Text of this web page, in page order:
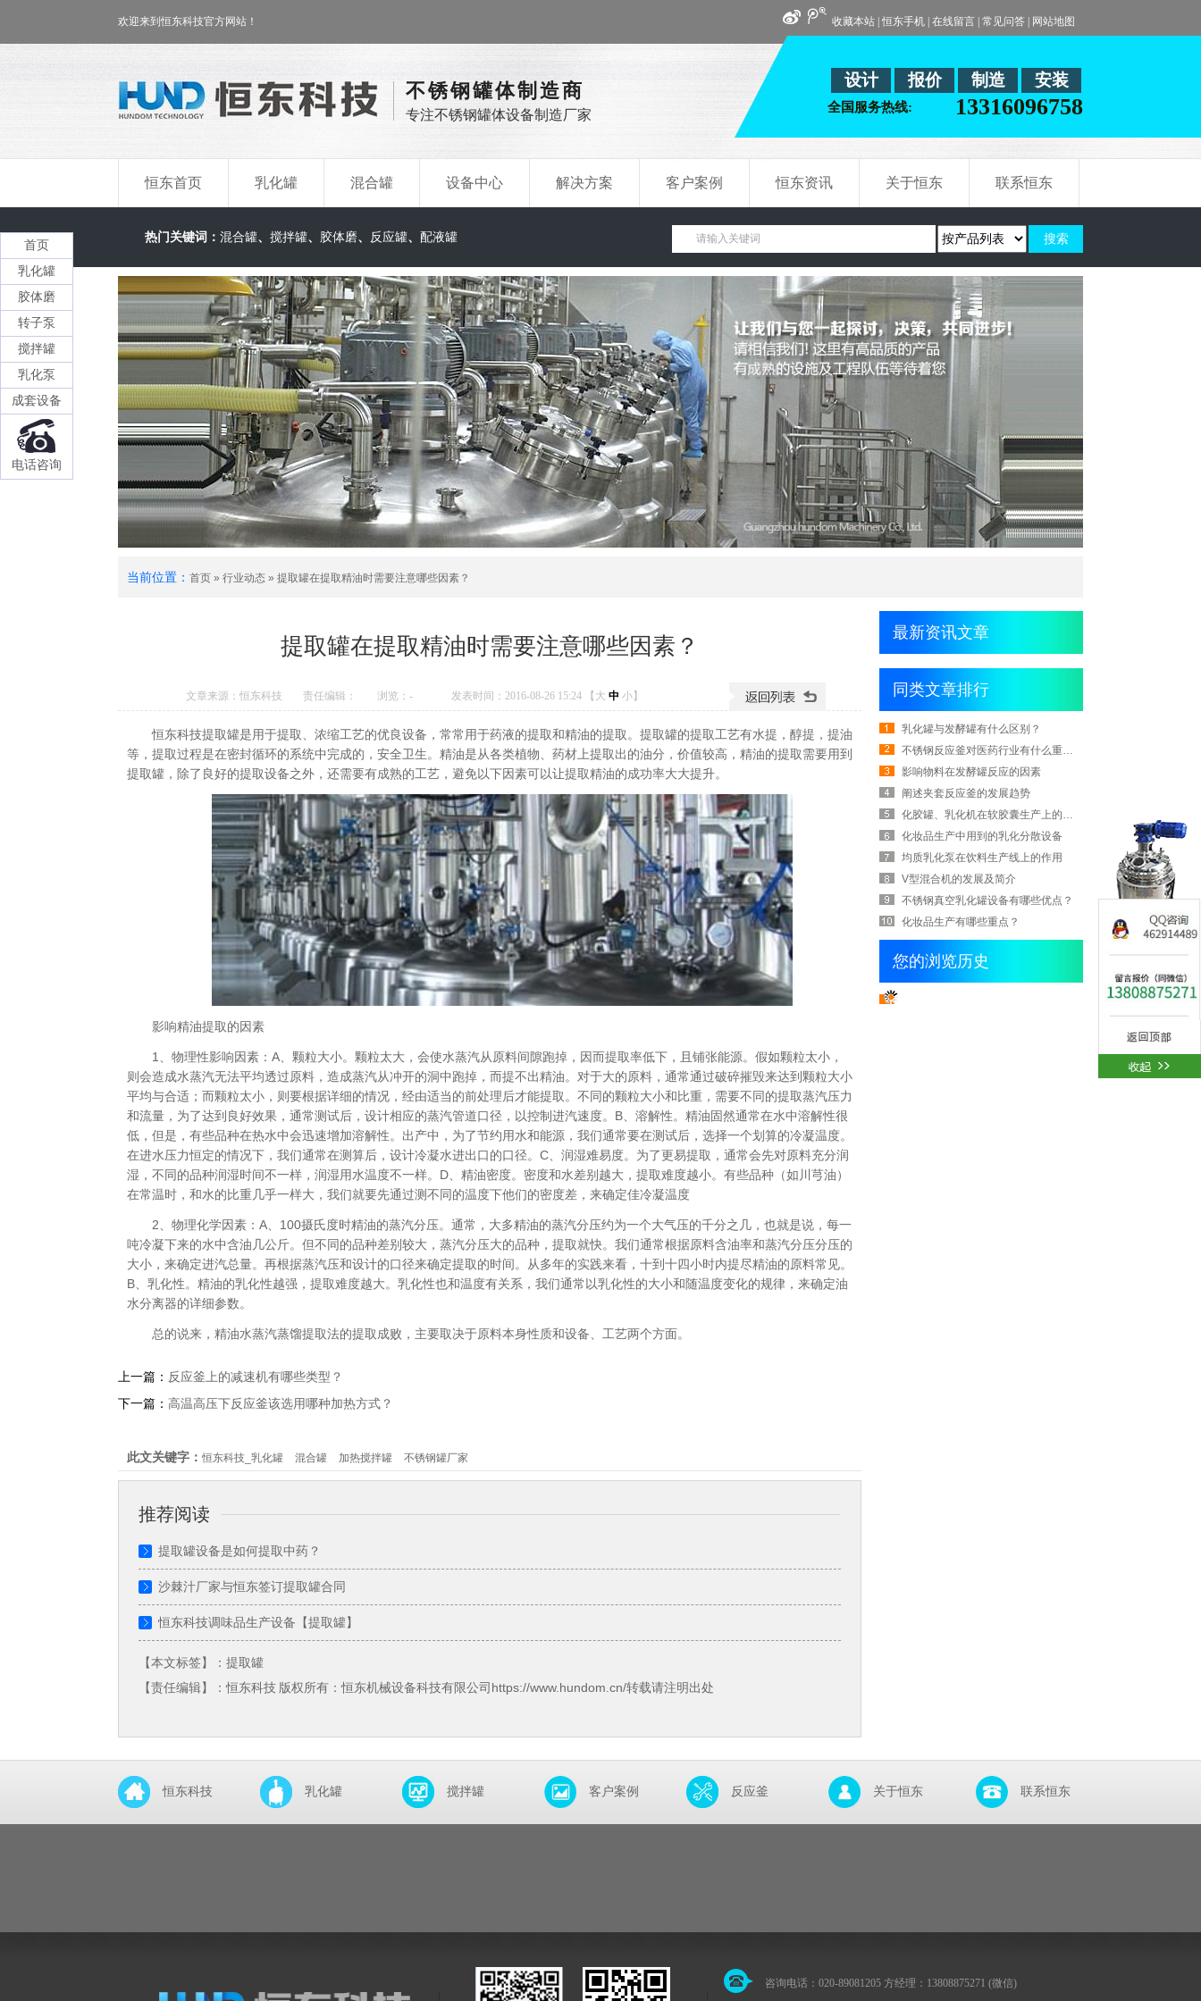
收藏本站 恒东手机 在线留言 常见问答 网站地图
欢迎来到恒东科技官方网站！
不锈钢罐体制造商
专注不锈钢罐体设备制造厂家
设计 报价 制造 安装
全国服务热线: 13316096758
恒东首页 乳化罐 混合罐 设备中心 解决方案 客户案例 恒东资讯 关于恒东 联系恒东
热门关键词： 混合罐、 搅拌罐、 胶体磨、 反应罐、 配液罐
当前位置： 首页 » 行业动态 » 提取罐在提取精油时需要注意哪些因素？
提取罐在提取精油时需要注意哪些因素？
文章来源：恒东科技 责任编辑： 浏览： - 发表时间：2016-08-26 15:24 【 大 中 小】
恒东科技提取罐是用于提取、浓缩工艺的优良设备，常常用于药液的提取和精油的提取。提取罐的提取工艺有水提，醇提，提油
等，提取过程是在密封循环的系统中完成的，安全卫生。精油是从各类植物、药材上提取出的油分，价值较高，精油的提取需要用到
提取罐，除了良好的提取设备之外，还需要有成熟的工艺，避免以下因素可以让提取精油的成功率大大提升。
影响精油提取的因素
1、物理性影响因素：A、颗粒大小。颗粒太大，会使水蒸汽从原料间隙跑掉，因而提取率低下，且铺张能源。假如颗粒太小，
则会造成水蒸汽无法平均透过原料，造成蒸汽从冲开的洞中跑掉，而提不出精油。对于大的原料，通常通过破碎摧毁来达到颗粒大小
平均与合适；而颗粒太小，则要根据详细的情况，经由适当的前处理后才能提取。不同的颗粒大小和比重，需要不同的提取蒸汽压力
和流量，为了达到良好效果，通常测试后，设计相应的蒸汽管道口径，以控制进汽速度。B、溶解性。精油固然通常在水中溶解性很
低，但是，有些品种在热水中会迅速增加溶解性。出产中，为了节约用水和能源，我们通常要在测试后，选择一个划算的冷凝温度。
在进水压力恒定的情况下，我们通常在测算后，设计冷凝水进出口的口径。C、润湿难易度。为了更易提取，通常会先对原料充分润
湿，不同的品种润湿时间不一样，润湿用水温度不一样。D、精油密度。密度和水差别越大，提取难度越小。有些品种（如川芎油）
在常温时，和水的比重几乎一样大，我们就要先通过测不同的温度下他们的密度差，来确定佳冷凝温度
2、物理化学因素：A、100摄氏度时精油的蒸汽分压。通常，大多精油的蒸汽分压约为一个大气压的千分之几，也就是说，每一
吨冷凝下来的水中含油几公斤。但不同的品种差别较大，蒸汽分压大的品种，提取就快。我们通常根据原料含油率和蒸汽分压分压的
大小，来确定进汽总量。再根据蒸汽压和设计的口径来确定提取的时间。从多年的实践来看，十到十四小时内提尽精油的原料常见。
B、乳化性。精油的乳化性越强，提取难度越大。乳化性也和温度有关系，我们通常以乳化性的大小和随温度变化的规律，来确定油
水分离器的详细参数。
总的说来，精油水蒸汽蒸馏提取法的提取成败，主要取决于原料本身性质和设备、工艺两个方面。
上一篇： 反应釜上的减速机有哪些类型？
下一篇： 高温高压下反应釜该选用哪种加热方式？
此文关键字：恒东科技_乳化罐 混合罐 加热搅拌罐 不锈钢罐厂家
推荐阅读
提取罐设备是如何提取中药？
沙棘汁厂家与恒东签订提取罐合同
恒东科技调味品生产设备【提取罐】
【本文标签】： 提取罐
【责任编辑】：恒东科技 版权所有：恒东机械设备科技有限公司https://www.hundom.cn/转载请注明出处
最新资讯文章
同类文章排行
乳化罐与发酵罐有什么区别？
不锈钢反应釜对医药行业有什么重要影响？
影响物料在发酵罐反应的因素
阐述夹套反应釜的发展趋势
化胶罐、乳化机在软胶囊生产上的应用
化妆品生产中用到的乳化分散设备
均质乳化泵在饮料生产线上的作用
V型混合机的发展及简介
不锈钢真空乳化罐设备有哪些优点？
化妆品生产有哪些重点？
您的浏览历史
恒东科技 乳化罐 搅拌罐 客户案例 反应釜 关于恒东 联系恒东
咨询电话：020-89081205 方经理：13808875271 (微信)
首页
乳化罐
胶体磨
转子泵
搅拌罐
乳化泵
成套设备
电话咨询